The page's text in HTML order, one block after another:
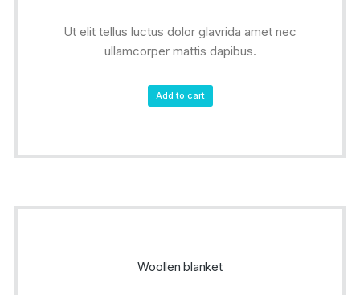
Ut elit tellus luctus dolor glavrida amet nec
ullamcorper mattis dapibus.
Add to cart
Woollen blanket